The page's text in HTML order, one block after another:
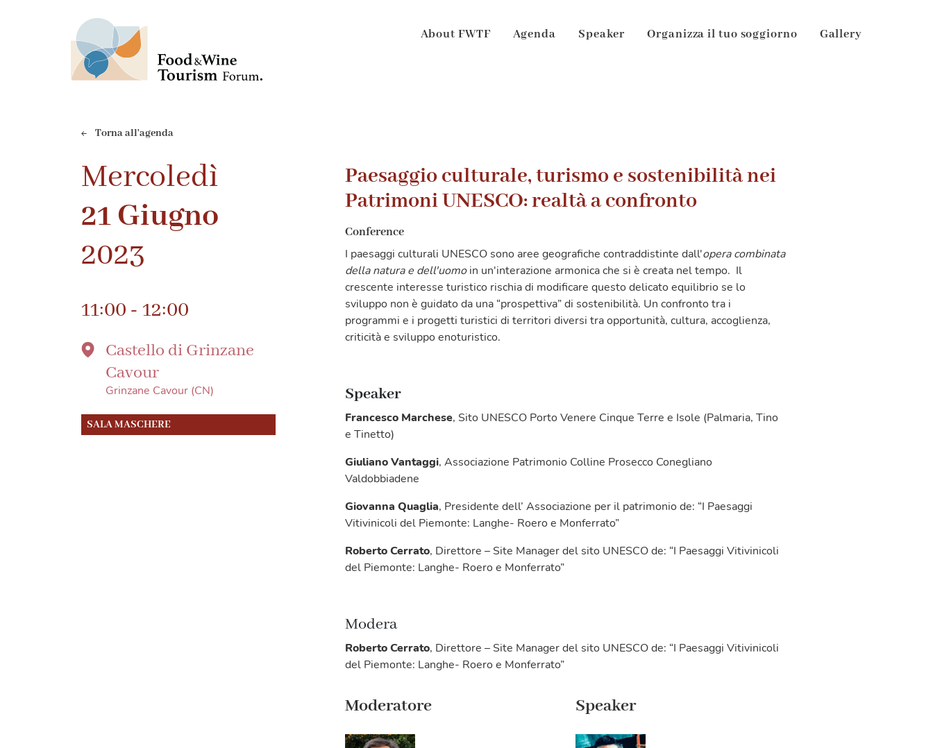
About FWTF Agenda Speaker Organizza il tuo soggiorno Gallery
Torna all'agenda
Mercoledì
21 Giugno
2023
11:00 - 12:00
Castello di Grinzane
Cavour
Grinzane Cavour (CN)
SALA MASCHERE
Paesaggio culturale, turismo e sostenibilità nei
Patrimoni UNESCO: realtà a confronto
Conference
I paesaggi culturali UNESCO sono aree geografiche contraddistinte dall'opera combinata
della natura e dell'uomoin un'interazione armonica che si è creata nel tempo. Il
crescente interesse turistico rischia di modificare questo delicato equilibrio se lo
sviluppo non è guidato da una “prospettiva” di sostenibilità. Un confronto tra i
programmi e i progetti turistici di territori diversi tra opportunità, cultura, accoglienza,
criticità e sviluppo enoturistico.
Speaker
Francesco Marchese, Sito UNESCO Porto Venere Cinque Terre e Isole (Palmaria, Tino
e Tinetto)
Giuliano Vantaggi, Associazione Patrimonio Colline Prosecco Conegliano
Valdobbiadene
Giovanna Quaglia, Presidente dell’ Associazione per il patrimonio de: “I Paesaggi
Vitivinicoli del Piemonte: Langhe- Roero e Monferrato”
Roberto Cerrato, Direttore – Site Manager del sito UNESCO de: “I Paesaggi Vitivinicoli
del Piemonte: Langhe- Roero e Monferrato”
Modera
Roberto Cerrato, Direttore – Site Manager del sito UNESCO de: “I Paesaggi Vitivinicoli
del Piemonte: Langhe- Roero e Monferrato”
Moderatore Speaker